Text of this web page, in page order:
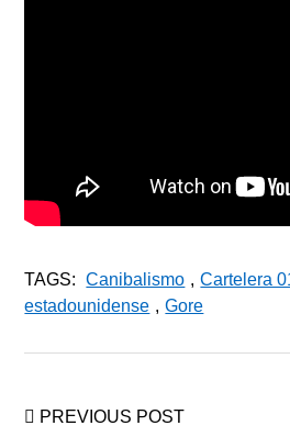
TAGS: Canibalismo , Cartelera
estadounidense , Gore
PREVIOUS POST